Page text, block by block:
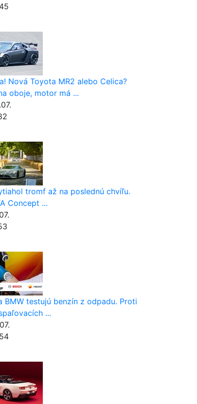
Nová Toyota MR2 alebo Celica?
oboje, motor má ...
tromf až na poslednú chvíľu.
Concept ...
BMW testujú benzín z odpadu. Proti
...